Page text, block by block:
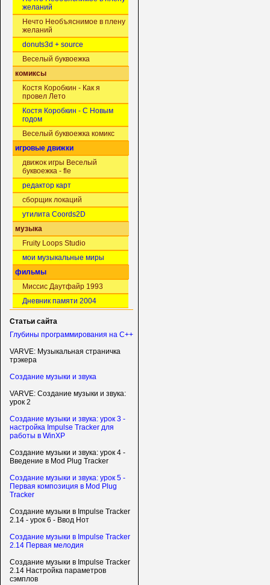
желаний
Нечто Необъяснимое в плену
желаний
donuts3d + source
Веселый буквоежка
комиксы
Костя Коробкин - Как я
провел Лето
Костя Коробкин - С Новым
годом
Веселый буквоежка комикс
игровые движки
движок игры Веселый
буквоежка - fle
редактор карт
сборщик локаций
утилита Coords2D
музыка
Fruity Loops Studio
мои музыкальные миры
фильмы
Миссис Даутфайр 1993
Дневник памяти 2004
Статьи сайта
Глубины программирования на C++
VARVE: Музыкальная страничка
трэкера
Создание музыки и звука
VARVE: Создание музыки и звука:
урок 2
Создание музыки и звука: урок 3 -
настройка Impulse Tracker для
работы в WinXP
Создание музыки и звука: урок 4 -
Введение в Mod Plug Tracker
Создание музыки и звука: урок 5 -
Первая композиция в Mod Plug
Tracker
Создание музыки в Impulse Tracker
2.14 - урок 6 - Ввод Нот
Создание музыки в Impulse Tracker
2.14 Первая мелодия
Создание музыки в Impulse Tracker
2.14 Настройка параметров
сэмплов